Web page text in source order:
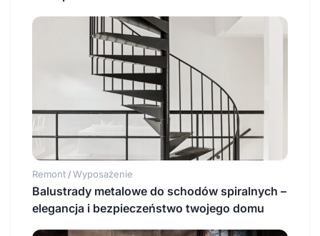
Remont / Wyposażenie
Balustrady metalowe do schodów spiralnych –
elegancja i bezpieczeństwo twojego domu